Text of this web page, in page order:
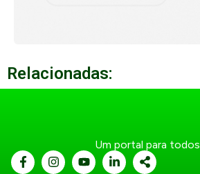
Relacionadas:
Um portal para todos